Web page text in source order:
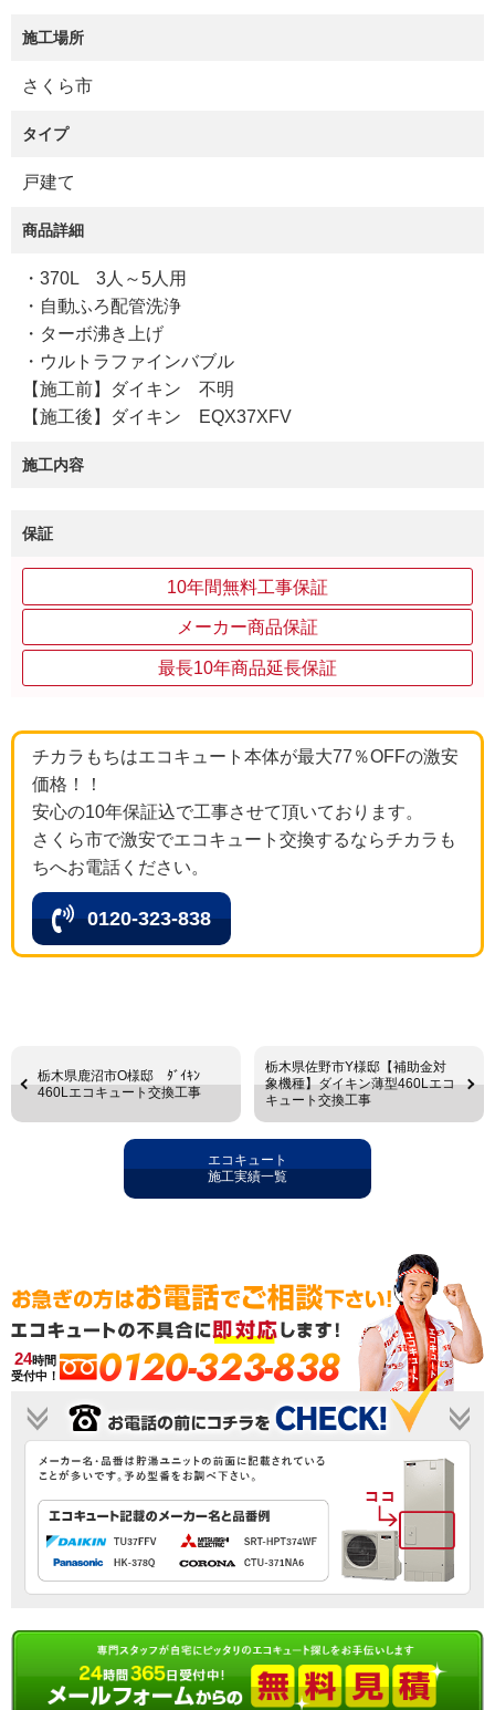
施工場所
さくら市
タイプ
戸建て
商品詳細
・370L 3人～5人用
・自動ふろ配管洗浄
・ターボ沸き上げ
・ウルトラファインバブル
【施工前】ダイキン 不明
【施工後】ダイキン EQX37XFV
施工内容
保証
10年間無料工事保証
メーカー商品保証
最長10年商品延長保証
チカラもちはエコキュート本体が最大77％OFFの激安
価格！！
安心の10年保証込で工事させて頂いております。
さくら市で激安でエコキュート交換するならチカラも
ちへお電話ください。
0120-323-838
栃木県鹿沼市O様邸 ﾀﾞｲｷﾝ
460Lエコキュート交換工事
栃木県佐野市Y様邸【補助金対
象機種】ダイキン薄型460Lエコ
キュート交換工事
エコキュート
施工実績一覧
24時間
受付中！
0120-323-838